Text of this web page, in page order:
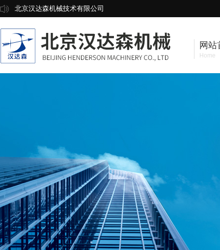
北京汉达森机械技术有限公司
网站
Home